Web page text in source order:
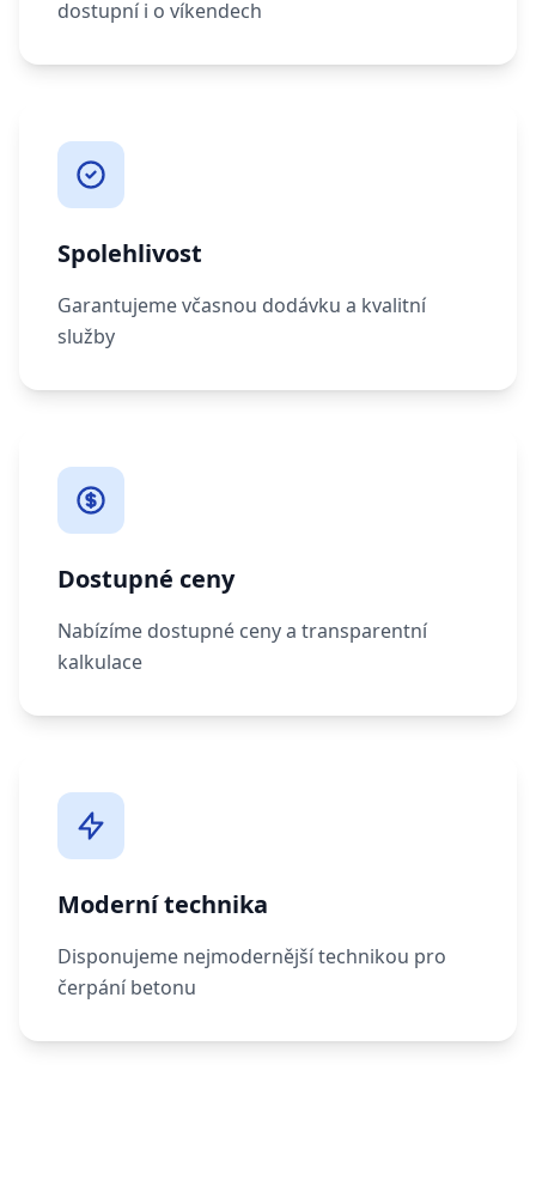
dostupní i o víkendech
Spolehlivost
Garantujeme včasnou dodávku a kvalitní
služby
Dostupné ceny
Nabízíme dostupné ceny a transparentní
kalkulace
Moderní technika
Disponujeme nejmodernější technikou pro
čerpání betonu